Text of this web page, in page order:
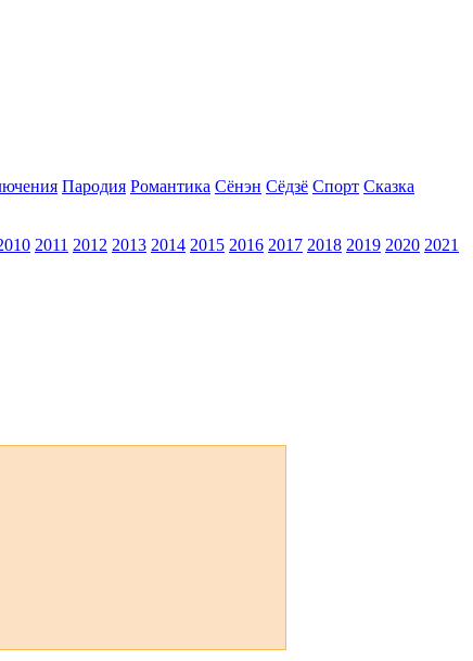
Пародия Романтика Сёнэн Сёдзё Спорт Сказка
2011 2012 2013 2014 2015 2016 2017 2018 2019 2020 2021